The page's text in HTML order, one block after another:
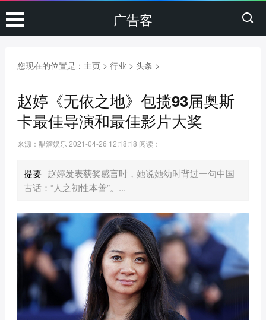
广告客
您现在的位置是： 主页> 行业 > 头条 >
赵婷《无依之地》包揽93届奥斯
卡最佳导演和最佳影片大奖
来源：醋溜娱乐2021-04-26 12:18:18 阅读：
提要 赵婷发表获奖感言时，她说她幼时背过一句中国
古话：“人之初性本善”。...